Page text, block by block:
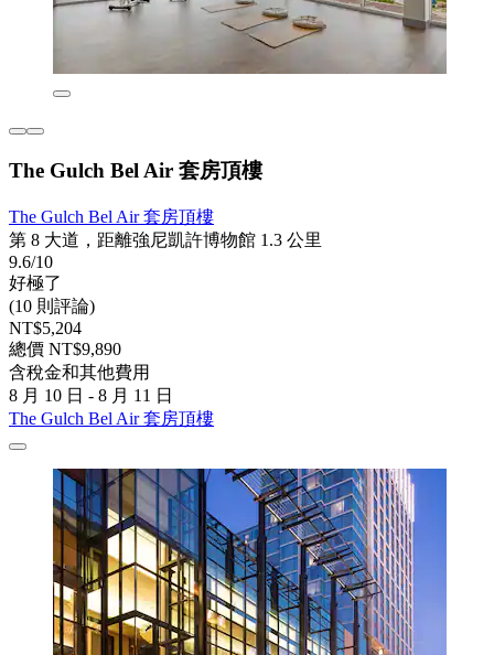
The Gulch Bel Air 套房頂樓
The Gulch Bel Air 套房頂樓
第 8 大道，距離強尼凱許博物館 1.3 公里
9.6/10
好極了
(10 則評論)
NT$5,204
總價 NT$9,890
含稅金和其他費用
8 月 10 日 - 8 月 11 日
The Gulch Bel Air 套房頂樓